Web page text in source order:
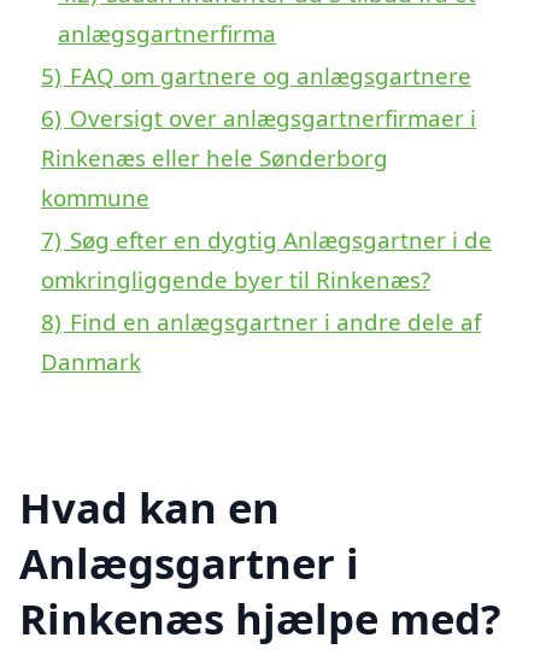
anlægsgartnerfirma
5) FAQ om gartnere og anlægsgartnere
6) Oversigt over anlægsgartnerfirmaer i
Rinkenæs eller hele Sønderborg
kommune
7) Søg efter en dygtig Anlægsgartner i de
omkringliggende byer til Rinkenæs?
8) Find en anlægsgartner i andre dele af
Danmark
Hvad kan en
Anlægsgartner i
Rinkenæs hjælpe med?